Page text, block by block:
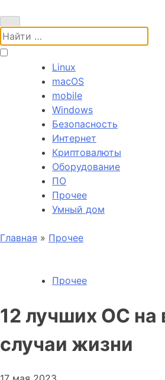
Поиск:
Linux
macOS
mobile
Windows
Безопасность
Интернет
Криптовалюты
Оборудование
ПО
Прочее
Умный дом
Главная » Прочее
Прочее
12 лучших ОС на
случаи жизни